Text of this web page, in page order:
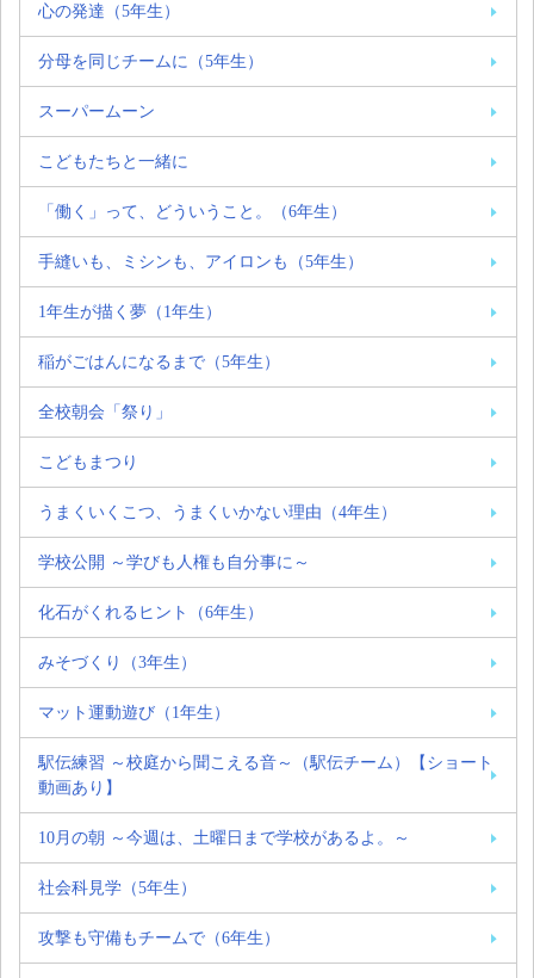
心の発達（5年生）
分母を同じチームに（5年生）
スーパームーン
こどもたちと一緒に
「働く」って、どういうこと。（6年生）
手縫いも、ミシンも、アイロンも（5年生）
1年生が描く夢（1年生）
稲がごはんになるまで（5年生）
全校朝会「祭り」
こどもまつり
うまくいくこつ、うまくいかない理由（4年生）
学校公開 ～学びも人権も自分事に～
化石がくれるヒント（6年生）
みそづくり（3年生）
マット運動遊び（1年生）
駅伝練習 ～校庭から聞こえる音～（駅伝チーム）【ショート
動画あり】
10月の朝 ～今週は、土曜日まで学校があるよ。～
社会科見学（5年生）
攻撃も守備もチームで（6年生）